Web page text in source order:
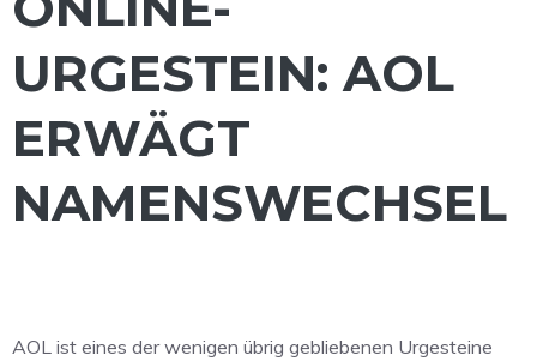
URGESTEIN: AOL
ERWÄGT
NAMENSWECHSEL
AOL ist eines der wenigen übrig gebliebenen Urgesteine